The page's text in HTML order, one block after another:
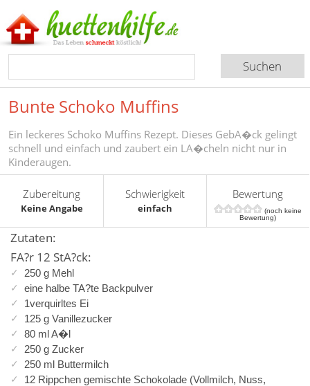
Bunte Schoko Muffins
Ein leckeres Schoko Muffins Rezept. Dieses GebA�ck gelingt
schnell und einfach und zaubert ein LA�cheln nicht nur in
Kinderaugen.
Zubereitung
Keine Angabe
Schwierigkeit
einfach
Bewertung
(noch keine
Bewertung)
Zutaten:
FA?r 12 StA?ck:
250 g Mehl
eine halbe TA?te Backpulver
1verquirltes Ei
125 g Vanillezucker
80 ml A�l
250 g Zucker
250 ml Buttermilch
12 Rippchen gemischte Schokolade (Vollmilch, Nuss,